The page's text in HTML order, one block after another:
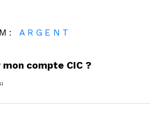
ARGENT
compte CIC ?